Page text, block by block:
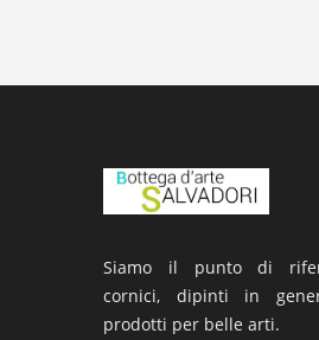
Siamo il punto di
cornici, dipinti in
prodotti per belle arti.